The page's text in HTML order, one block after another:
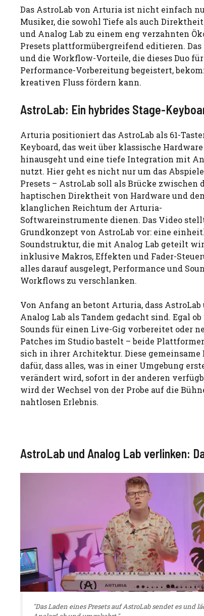
Das AstroLab von Arturia ist nicht einfach
Musiker, die sowohl Tiefe als auch
und Analog Lab zu einem eng verzahnten
Presets plattformübergreifend editieren.
und die Workflow-Vorteile, die dieses Duo
Performance-Vorbereitung begeistert,
kreativen Fluss fördern kann.
AstroLab: Ein hybrides Stage-
Arturia positioniert das AstroLab als 61-
Keyboard, das weit über klassische Hardware
hinausgeht und eine tiefe Integration mit
nutzt. Hier geht es nicht nur um das
Presets – AstroLab soll als Brücke zwischen
haptischen Direktheit von Hardware und
klanglichen Reichtum der Arturia-
Softwareinstrumente dienen. Das Video
Grundkonzept von AstroLab vor: eine
Soundstruktur, die mit Analog Lab geteilt
inklusive Makros, Effekten und Fader-
alles darauf ausgelegt, Performance und
Workflows zu verschlanken.
Von Anfang an betont Arturia, dass AstroLab
Analog Lab als Tandem gedacht sind. Egal ob
Sounds für einen Live-Gig vorbereitet oder
Patches im Studio bastelt – beide
sich in ihrer Architektur. Diese gemeinsame
dafür, dass alles, was in einer Umgebung
verändert wird, sofort in der anderen
wird der Wechsel von der Probe auf die
nahtlosen Erlebnis.
AstroLab und Analog Lab verlinken:
"Das Laden eines Presets auf AstroLab sendet es und